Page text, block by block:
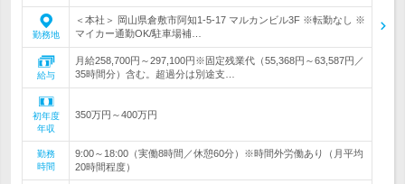
勤務地
＜本社＞ 岡山県倉敷市阿知1-5-17 マルカンビル3F ※転勤なし ※
マイカー通勤OK/駐車場補…
給与
月給258,700円～297,100円※固定残業代（55,368円～63,587円／
35時間分）含む。超過分は別途支…
初年度
年収
350万円～400万円
勤務
時間
9:00～18:00（実働8時間／休憩60分）※時間外労働あり（月平均
20時間程度）